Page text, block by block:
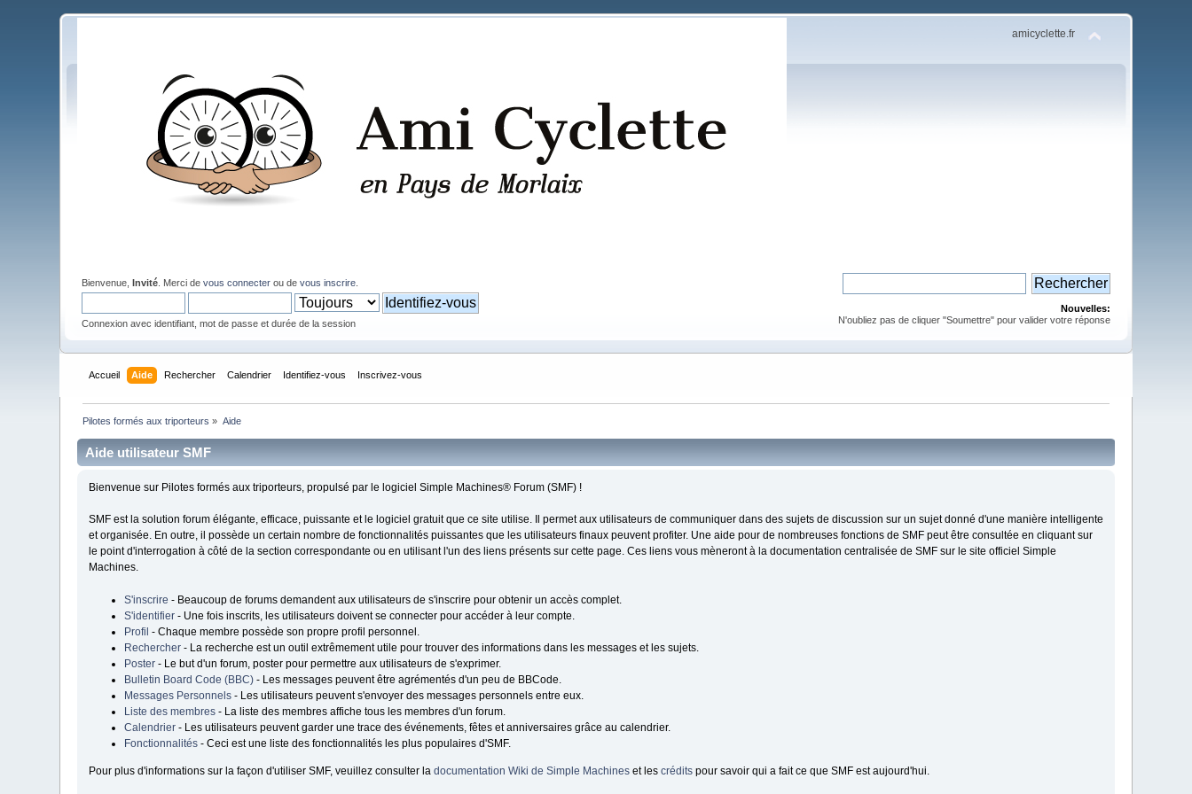
amicyclette.fr
Bienvenue,Invité . Merci devous connecter ou devous inscrire
Connexion avec identifiant, mot de passe et durée de la session
Nouvelles:
N'oubliez pas de cliquer "Soumettre" pour valider votre réponse
Accueil Aide Rechercher Calendrier Identifiez-vous Inscrivez-vous
Pilotes formés aux triporteurs » Aide
Aide utilisateur SMF
Bienvenue sur Pilotes formés aux triporteurs, propulsé par le logiciel Simple Machines® Forum (SMF) !
SMF est la solution forum élégante, efficace, puissante et le logiciel gratuit que ce site utilise. Il permet aux utilisateurs de communiquer dans des sujets de discussion sur un sujet donné d'une manière intelligente
et organisée. En outre, il possède un certain nombre de fonctionnalités puissantes que les utilisateurs finaux peuvent profiter. Une aide pour de nombreuses fonctions de SMF peut être consultée en cliquant sur
le point d'interrogation à côté de la section correspondante ou en utilisant l'un des liens présents sur cette page. Ces liens vous mèneront à la documentation centralisée de SMF sur le site officiel Simple
Machines.
S'inscrire - Beaucoup de forums demandent aux utilisateurs de s'inscrire pour obtenir un accès complet.
S'identifier- Une fois inscrits, les utilisateurs doivent se connecter pour accéder à leur compte.
Profil - Chaque membre possède son propre profil personnel.
Rechercher- La recherche est un outil extrêmement utile pour trouver des informations dans les messages et les sujets.
Poster- Le but d'un forum, poster pour permettre aux utilisateurs de s'exprimer.
Bulletin Board Code (BBC)- Les messages peuvent être agrémentés d'un peu de BBCode.
Messages Personnels- Les utilisateurs peuvent s'envoyer des messages personnels entre eux.
Liste des membres- La liste des membres affiche tous les membres d'un forum.
Calendrier- Les utilisateurs peuvent garder une trace des événements, fêtes et anniversaires grâce au calendrier.
Fonctionnalités- Ceci est une liste des fonctionnalités les plus populaires d'SMF.
Pour plus d'informations sur la façon d'utiliser SMF, veuillez consulter la documentation Wiki de Simple Machineset les créditspour savoir qui a fait ce que SMF est aujourd'hui.